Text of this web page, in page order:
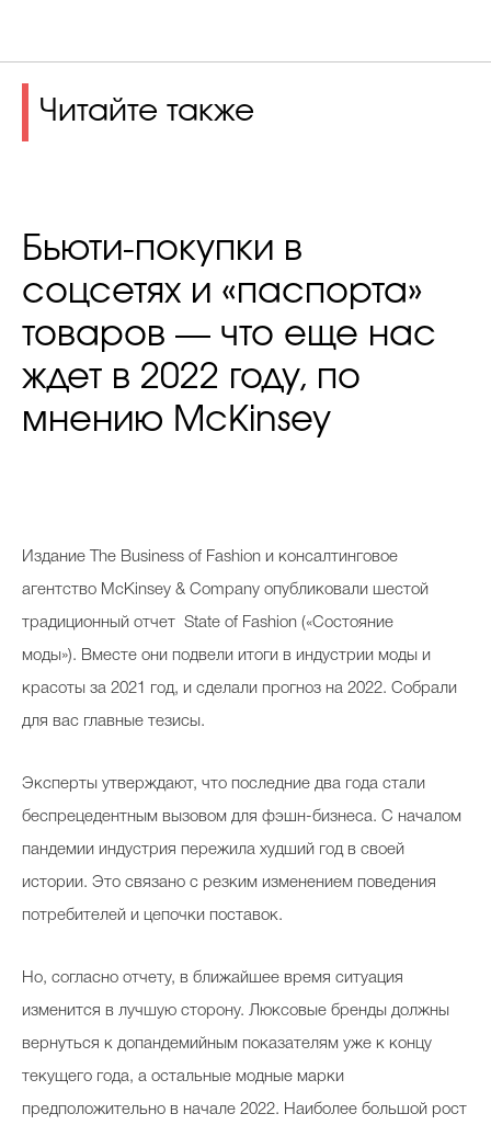
Читайте также
Бьюти-покупки в
соцсетях и «паспорта»
товаров — что еще нас
ждет в 2022 году, по
мнению McKinsey
Издание The Business of Fashion и консалтинговое
агентство McKinsey & Company опубликовали шестой
традиционный отчет State of Fashion («Состояние
моды»). Вместе они подвели итоги в индустрии моды и
красоты за 2021 год, и сделали прогноз на 2022. Собрали
для вас главные тезисы.
Эксперты утверждают, что последние два года стали
беспрецедентным вызовом для фэшн-бизнеса. С началом
пандемии индустрия пережила худший год в своей
истории. Это связано с резким изменением поведения
потребителей и цепочки поставок.
Но, согласно отчету, в ближайшее время ситуация
изменится в лучшую сторону. Люксовые бренды должны
вернуться к допандемийным показателям уже к концу
текущего года, а остальные модные марки
предположительно в начале 2022. Наиболее большой рост